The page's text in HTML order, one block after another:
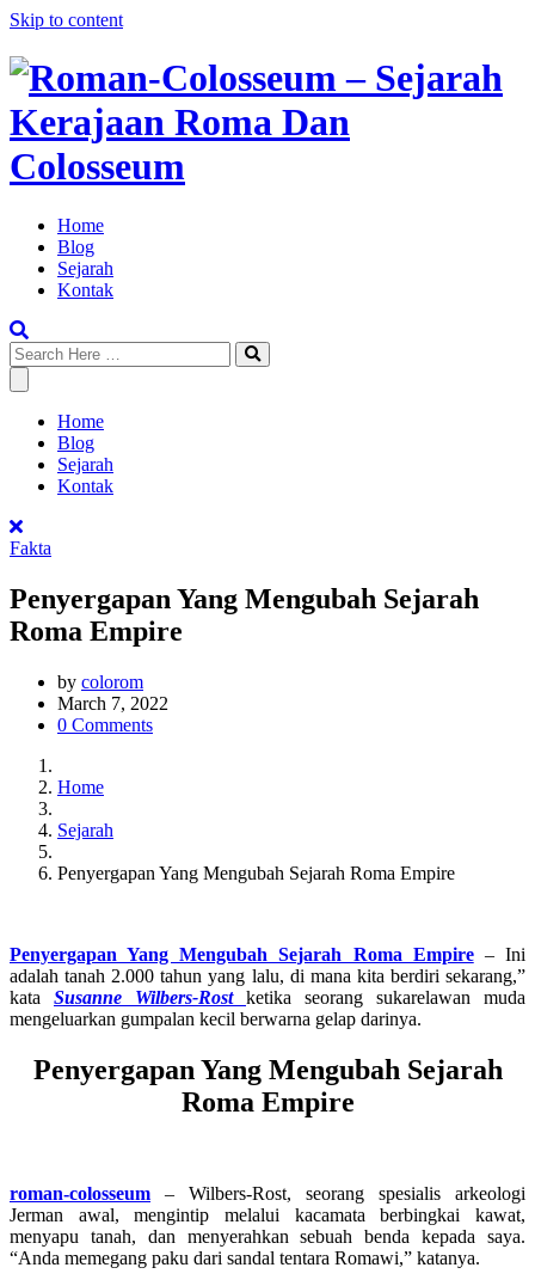
Skip to content
Home
Blog
Sejarah
Kontak
Home
Blog
Sejarah
Kontak
Fakta
Penyergapan Yang Mengubah Sejarah
Roma Empire
by colorom
March 7, 2022
0 Comments
Home
Sejarah
Penyergapan Yang Mengubah Sejarah Roma Empire
Penyergapan Yang Mengubah Sejarah Roma Empire– Ini
adalah tanah 2.000 tahun yang lalu, di mana kita berdiri sekarang,”
kata Susanne Wilbers-Rost
ketika seorang sukarelawan muda
mengeluarkan gumpalan kecil berwarna gelap darinya.
Penyergapan Yang Mengubah Sejarah
Roma Empire
roman-colosseum – Wilbers-Rost, seorang spesialis arkeologi
Jerman awal, mengintip melalui kacamata berbingkai kawat,
menyapu tanah, dan menyerahkan sebuah benda kepada saya.
“Anda memegang paku dari sandal tentara Romawi,” katanya.